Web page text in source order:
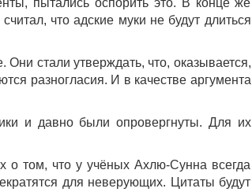
пытались оспорить это. В конце же
что адские муки не будут длиться
Они стали утверждать, что, оказывается,
разногласия. И в качестве аргумента
и давно были опровергнуты. Для их
о том, что у учёных Ахлю-Сунна всегда
для неверующих. Цитаты будут